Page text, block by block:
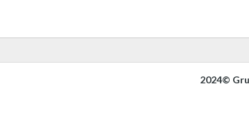
2024©